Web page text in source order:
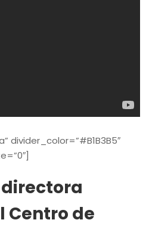
divider_color=”#B1B3B5″
Centro de